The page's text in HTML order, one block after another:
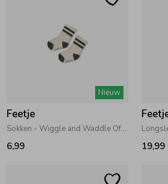
Nieuw
Feetje
Sokken - Wiggle and Waddle Offwhite melange
6,99 19,99